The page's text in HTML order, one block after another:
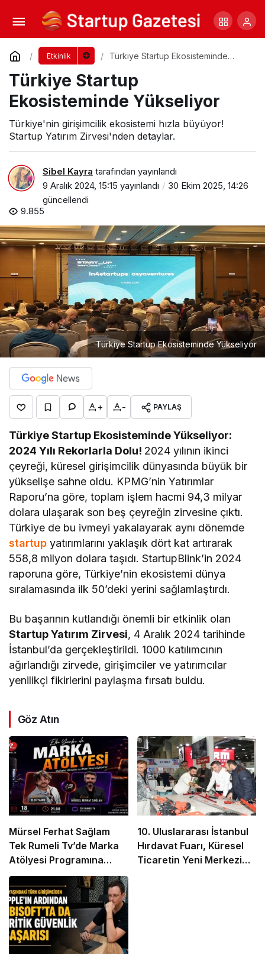
Etkinlik
Türkiye Startup Ekosisteminde
Türkiye Startup
Ekosisteminde Yükseliyor
Türkiye'nin girişimcilik ekosistemi hızla büyüyor!
Startup Yatırım Zirvesi'nden detaylar.
Sibel Kayra tarafından yayınlandı
9 Aralık 2024, 15:15 yayınlandı
30 Ekim 2025, 14:26
güncellendi
9.855
Türkiye Startup Ekosisteminde Yükseliyor
+ - PAYLAŞ
Türkiye Startup Ekosisteminde Yükseliyor:
2024 Yılı Rekorlarla Dolu! 2024 yılının ikinci
çeyreği, küresel girişimcilik dünyasında büyük bir
yükselişe sahne oldu. KPMG’nin Yatırımlar
Raporu’na göre, toplam işlem hacmi 94,3 milyar
dolara ulaşarak son beş çeyreğin zirvesine çıktı.
Türkiye de bu ivmeyi yakalayarak aynı dönemde
startup yatırımlarını yaklaşık dört kat artırarak
558,8 milyon dolara taşıdı. StartupBlink’in 2024
raporuna göre, Türkiye’nin ekosistemi dünya
sıralamasında ilk 50’deki yerini sağlamlaştırdı.
Bu başarının kutlandığı önemli bir etkinlik olan
Startup Yatırım Zirvesi, 4 Aralık 2024 tarihinde
İstanbul’da gerçekleştirildi. 1000 katılımcının
ağırlandığı zirvede, girişimciler ve yatırımcılar
yenilikçi fikirlerini paylaşma fırsatı buldu.
Göz Atın
Mürsel Ferhat Sağlam
Tek Rumeli Tv’de Marka
Atölyesi Programına
Konuk Oldu
10. Uluslararası İstanbul
Hırdavat Fuarı, Küresel
Ticaretin Yeni Merkezi
Take Off İstanbul Yorum Yap Paylaş